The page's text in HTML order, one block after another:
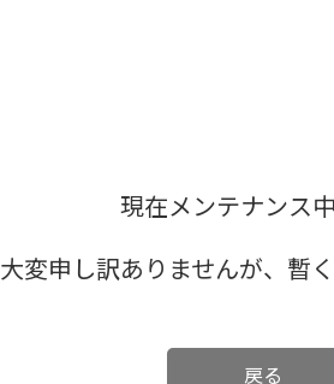
現在メンテナンス中
大変申し訳ありませんが、暫
戻る